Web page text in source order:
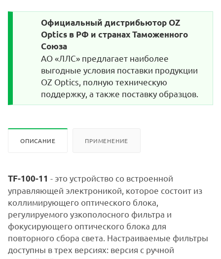
Официальный дистрибьютор OZ
Optics в РФ и странах Таможенного
Союза
АО «ЛЛС» предлагает наиболее
выгодные условия поставки продукции
OZ Optics, полную техническую
поддержку, а также поставку образцов.
ОПИСАНИЕ ПРИМЕНЕНИЕ
TF-100-11 - это устройство со встроенной
управляющей электроникой, которое состоит из
коллимирующего оптического блока,
регулируемого узкополосного фильтра и
фокусирующего оптического блока для
повторного сбора света. Настраиваемые фильтры
доступны в трех версиях: версия с ручной